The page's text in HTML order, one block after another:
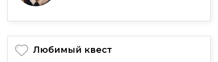
Любимый квест